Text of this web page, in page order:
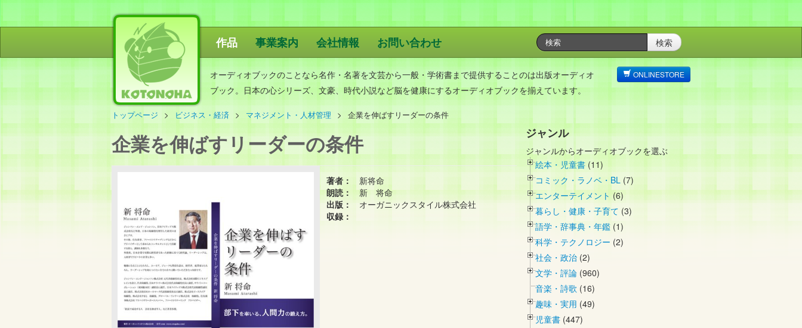
ことのは出版
作品 事業案内 会社情報 お問い合わせ 検索
オーディオブックのことなら名作・名著を文芸から一般・学術書まで提供することのは出版オーディオ
ブック。日本の心シリーズ、文豪、時代小説など脳を健康にするオーディオブックを揃えています。
ONLINESTORE
トップページ ビジネス・経済 マネジメント・人材管理 企業を伸ばすリーダーの条件
企業を伸ばすリーダーの条件
著者：
新将命
朗読：
新 将命
出版：
オーガニックスタイル株式会社
収録：
ジャンル
ジャンルからオーディオブックを選ぶ
絵本・児童書 (11)
コミック・ラノベ・BL (7)
エンターテイメント (6)
暮らし・健康・子育て (3)
語学・辞事典・年鑑 (1)
科学・テクノロジー (2)
社会・政治 (2)
文学・評論 (960)
音楽・詩歌 (16)
趣味・実用 (49)
児童書 (447)